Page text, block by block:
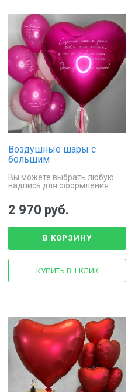
Воздушные шары с
большим
сердцем «Фуксия и
пудра»
Вы можете выбрать любую
надпись для оформления
2 970 руб.
В КОРЗИНУ
КУПИТЬ В 1 КЛИК